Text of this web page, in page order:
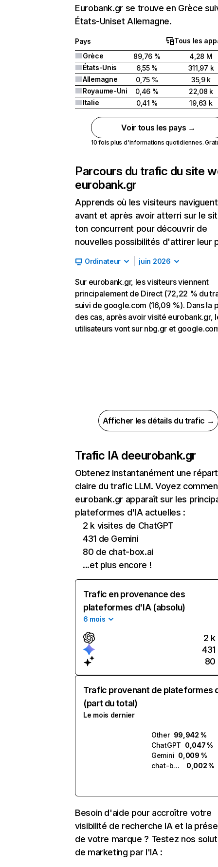
Eurobank.gr se trouve en Grèce
États-Uniset Allemagne.
Pays
Tous les
Grèce
89,76 %
4,28 M
États-Unis
6,55 %
311,97 k
Allemagne
0,75 %
35,9 k
Royaume-Uni
0,46 %
22,08 k
Italie
0,41 % 19,63 k
Voir tous les pays →
10 fois plus d'informations quotidiennes.
Parcours du trafic du site
eurobank.gr
Apprends où les visiteurs naviguent
avant et après avoir atterri sur le
ton concurrent pour découvrir de
nouvelles possibilités d'attirer leur
Ordinateur juin 2026
Sur eurobank.gr, les visiteurs viennent
principalement de Direct (72,22 % du
suivi de google.com (16,09 %). Dans la
des cas, après avoir visité eurobank.gr,
utilisateurs vont sur nbg.gr et
Afficher les détails du trafic →
Trafic IA deeurobank.gr
Obtenez instantanément une
claire du trafic LLM. Voyez
eurobank.gr apparaît sur les
plateformes d'IA actuelles :
2 k visites de ChatGPT
431 de Gemini
80 de chat-box.ai
...et plus encore !
Trafic en provenance des
plateformes d'IA (absolu)
6 mois
2 k
431
80
Trafic provenant de plateformes
(part du total)
Le mois dernier
Other 99,942 %
ChatGPT 0,047 %
Gemini 0,009 %
chat-box.ai
0,002 %
Besoin d'aide pour accroître votre
visibilité de recherche IA et la
de votre marque ? Testez nos
de marketing par l'IA :